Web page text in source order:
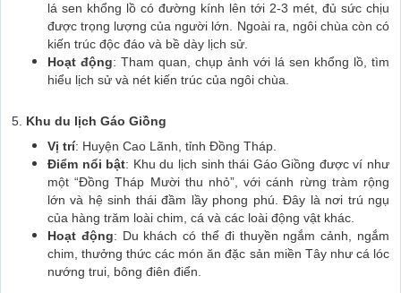
lá sen khổng lồ có đường kính lên tới 2-3 mét, đủ sức chịu
được trọng lượng của người lớn. Ngoài ra, ngôi chùa còn có
kiến trúc độc đáo và bề dày lịch sử.
Hoạt động: Tham quan, chụp ảnh với lá sen khổng lồ, tìm
hiểu lịch sử và nét kiến trúc của ngôi chùa.
5. Khu du lịch Gáo Giồng
Vị trí: Huyện Cao Lãnh, tỉnh Đồng Tháp.
Điểm nổi bật: Khu du lịch sinh thái Gáo Giồng được ví như
một “Đồng Tháp Mười thu nhỏ”, với cánh rừng tràm rộng
lớn và hệ sinh thái đầm lầy phong phú. Đây là nơi trú ngụ
của hàng trăm loài chim, cá và các loài động vật khác.
Hoạt động: Du khách có thể đi thuyền ngắm cảnh, ngắm
chim, thưởng thức các món ăn đặc sản miền Tây như cá lóc
nướng trui, bông điên điển.